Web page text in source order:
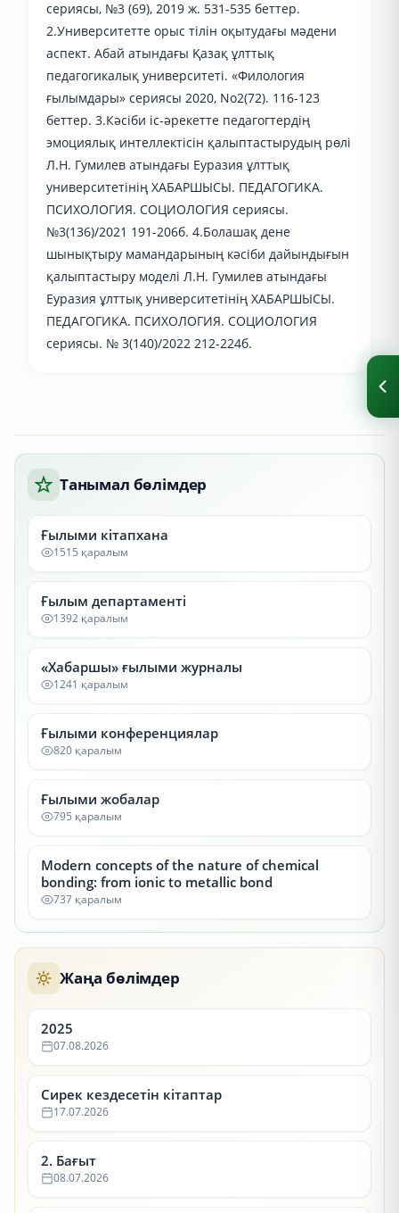
сериясы, №3 (69), 2019 ж. 531-535 беттер.
2.Университетте орыс тілін оқытудағы мәдени
аспект. Абай атындағы Қазақ ұлттық
педагогикалық университеті. «Филология
ғылымдары» сериясы 2020, No2(72). 116-123
беттер. 3.Кәсіби іс-әрекетте педагогтердің
эмоциялық интеллектісін қалыптастырудың рөлі
Л.Н. Гумилев атындағы Еуразия ұлттық
университетінің ХАБАРШЫСЫ. ПЕДАГОГИКА.
ПСИХОЛОГИЯ. СОЦИОЛОГИЯ сериясы.
№3(136)/2021 191-206б. 4.Болашақ дене
шынықтыру мамандарының кәсіби дайындығын
қалыптастыру моделі Л.Н. Гумилев атындағы
Еуразия ұлттық университетінің ХАБАРШЫСЫ.
ПЕДАГОГИКА. ПСИХОЛОГИЯ. СОЦИОЛОГИЯ
сериясы. № 3(140)/2022 212-224б.
Танымал бөлімдер
Ғылыми кітапхана
1515 қаралым
Ғылым департаменті
1392 қаралым
«Хабаршы» ғылыми журналы
1241 қаралым
Ғылыми конференциялар
820 қаралым
Ғылыми жобалар
795 қаралым
Modern concepts of the nature of chemical
bonding: from ionic to metallic bond
737 қаралым
Жаңа бөлімдер
2025
07.08.2026
Сирек кездесетін кітаптар
17.07.2026
2. Бағыт
08.07.2026